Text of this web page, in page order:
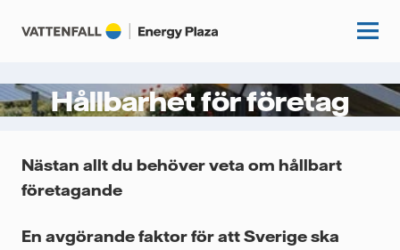
Kunskapshubb
Podcasts
Hållbarhet för företag
Nästan allt du behöver veta om hållbart
företagande
En avgörande faktor för att Sverige ska